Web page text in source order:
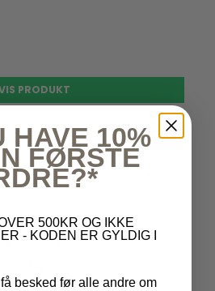
PRODUKT
HAVE 10%
FØRSTE
500KR OG IKKE
- KODEN ER GYLDIG I
besked før alle andre om